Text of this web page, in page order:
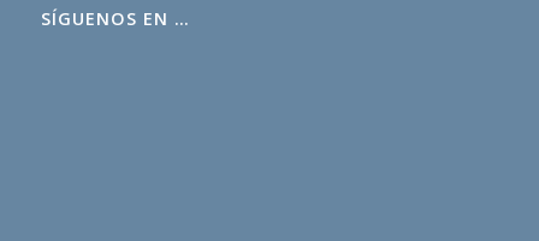
SÍGUENOS EN …